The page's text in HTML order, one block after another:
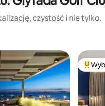
czystość i nie tylko.